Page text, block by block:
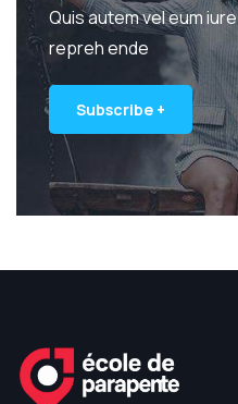
Quis autem vel eum iure
repreh ende
Subscribe +